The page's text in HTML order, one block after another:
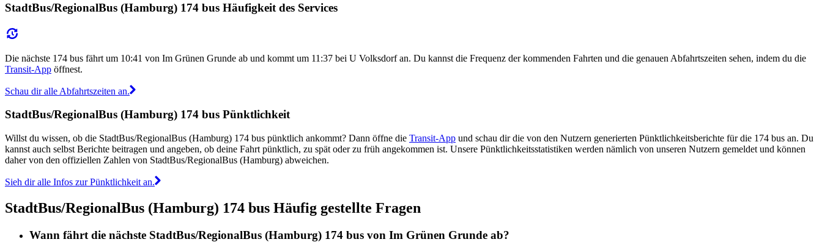
StadtBus/RegionalBus (Hamburg) 174 bus Häufigkeit des Services
Die nächste 174 bus fährt um 10:41 von Im Grünen Grunde ab und kommt um 11:37 bei U Volksdorf an. Du kannst die Frequenz der kommenden Fahrten und die genauen Abfahrtszeiten sehen, indem du die
Transit-App öffnest.
Schau dir alle Abfahrtszeiten an.
StadtBus/RegionalBus (Hamburg) 174 bus Pünktlichkeit
Willst du wissen, ob die StadtBus/RegionalBus (Hamburg) 174 bus pünktlich ankommt? Dann öffne die Transit-App und schau dir die von den Nutzern generierten Pünktlichkeitsberichte für die 174 bus an. Du
kannst auch selbst Berichte beitragen und angeben, ob deine Fahrt pünktlich, zu spät oder zu früh angekommen ist. Unsere Pünktlichkeitsstatistiken werden nämlich von unseren Nutzern gemeldet und können
daher von den offiziellen Zahlen von StadtBus/RegionalBus (Hamburg) abweichen.
Sieh dir alle Infos zur Pünktlichkeit an.
StadtBus/RegionalBus (Hamburg) 174 bus Häufig gestellte Fragen
Wann fährt die nächste StadtBus/RegionalBus (Hamburg) 174 bus von Im Grünen Grunde ab?